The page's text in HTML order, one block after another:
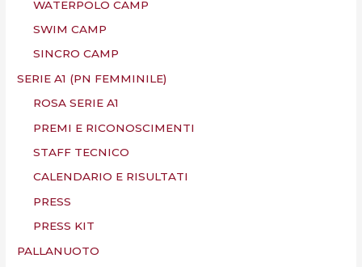
WATERPOLO CAMP
SWIM CAMP
SINCRO CAMP
SERIE A1 (PN FEMMINILE)
ROSA SERIE A1
PREMI E RICONOSCIMENTI
STAFF TECNICO
CALENDARIO E RISULTATI
PRESS
PRESS KIT
PALLANUOTO